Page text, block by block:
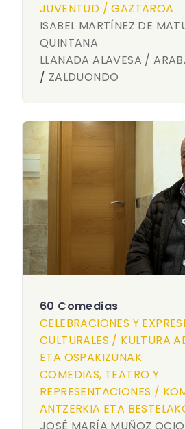
JUVENTUD / GAZTAROA
ISABEL MARTÍNEZ DE
QUINTANA
LLANADA ALAVESA /
/ ZALDUONDO
60 Comedias
CELEBRACIONES Y
CULTURALES / KULTURA
ETA OSPAKIZUNAK
COMEDIAS, TEATRO Y
REPRESENTACIONES /
ANTZERKIA ETA